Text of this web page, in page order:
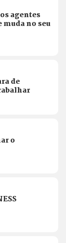
agentes
muda no seu
de
o